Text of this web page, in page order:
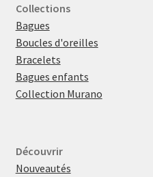
Collections
Bagues
Boucles d'oreilles
Bracelets
Bagues enfants
Collection Murano
Découvrir
Nouveautés